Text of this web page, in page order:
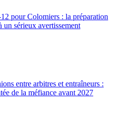
pour Colomiers : la préparation
sérieux avertissement
entre arbitres et entraîneurs :
de la méfiance avant 2027